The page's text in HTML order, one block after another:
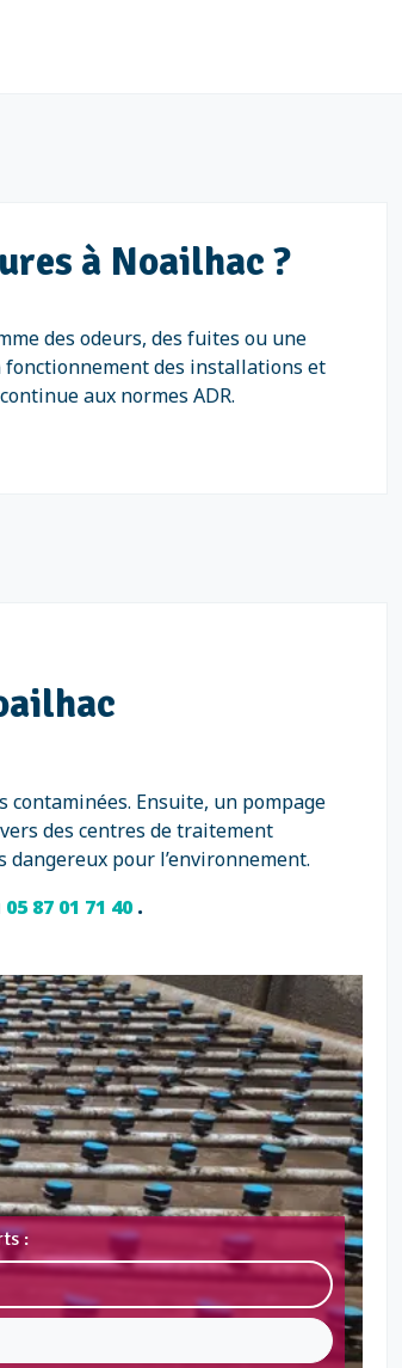
à Noailhac ?
des odeurs, des fuites ou une
des installations et
aux normes ADR.
Ensuite, un pompage
des centres de traitement
pour l’environnement.
05 87 01 71 40.
: